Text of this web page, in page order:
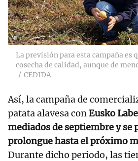
La previsión para esta campaña es
cosecha de calidad, aunque de
CEDIDA
Así, la campaña de
patata alavesa conEusko
mediados de septiembre y se
prolongue hasta el próximo
Durante dicho periodo, las